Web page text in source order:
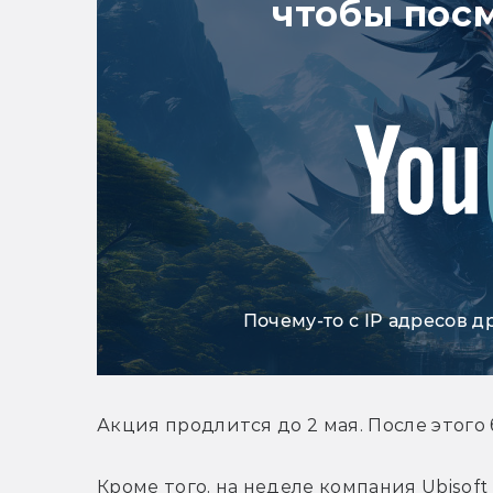
чтобы
Почему-то с IP адресов
Акция продлится до 2 мая. После этого
Кроме того, на неделе компания Ubisoft